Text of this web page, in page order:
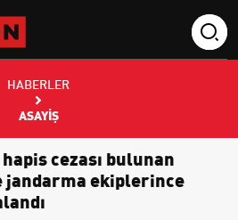
HABERLER
ASAYIŞ
cezası bulunan
jandarma ekiplerince